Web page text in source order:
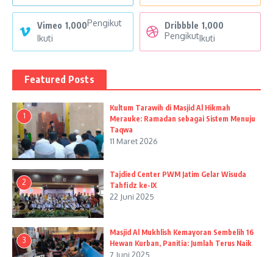
Vimeo 1,000Pengikut
Ikuti
Dribbble 1,000
PengikutIkuti
Featured Posts
1
Kultum Tarawih di Masjid Al Hikmah
Merauke: Ramadan sebagai Sistem Menuju
Taqwa
11 Maret 2026
2
Tajdied Center PWM Jatim Gelar Wisuda
Tahfidz ke-IX
22 Juni 2025
3
Masjid Al Mukhlish Kemayoran Sembelih 16
Hewan Kurban, Panitia: Jumlah Terus Naik
7 Juni 2025